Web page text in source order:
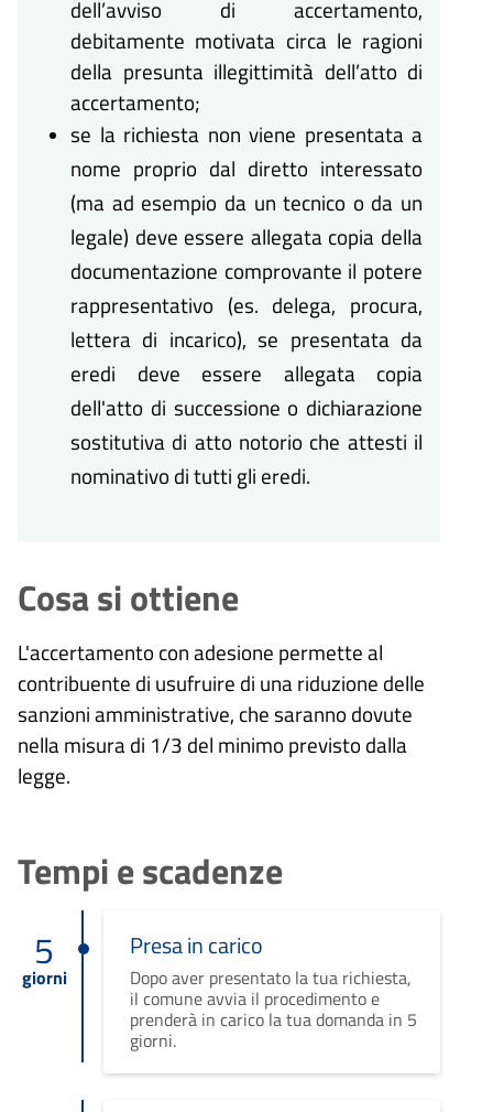
dell’avviso di accertamento,
debitamente motivata circa le ragioni
della presunta illegittimità dell’atto di
accertamento;
se la richiesta non viene presentata a
nome proprio dal diretto interessato
(ma ad esempio da un tecnico o da un
legale) deve essere allegata copia della
documentazione comprovante il potere
rappresentativo (es. delega, procura,
lettera di incarico), se presentata da
eredi deve essere allegata copia
dell'atto di successione o dichiarazione
sostitutiva di atto notorio che attesti il
nominativo di tutti gli eredi.
Cosa si ottiene
L'accertamento con adesione permette al
contribuente di usufruire di una riduzione delle
sanzioni amministrative, che saranno dovute
nella misura di 1/3 del minimo previsto dalla
legge.
Tempi e scadenze
5
giorni
Presa in carico
Dopo aver presentato la tua richiesta,
il comune avvia il procedimento e
prenderà in carico la tua domanda in 5
giorni.